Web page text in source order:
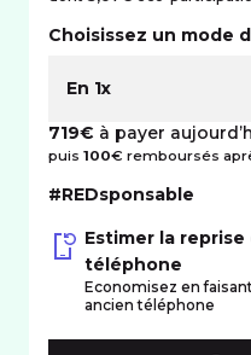
Choisissez un mode
En 1x
719€ à payer
puis 100€ remboursés
#REDsponsable
Estimer la reprise
téléphone
Economisez en
ancien téléphone